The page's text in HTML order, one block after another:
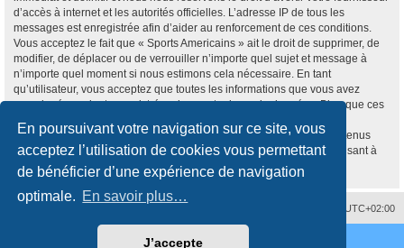
En poursuivant votre navigation sur ce site, vous
acceptez l’utilisation de cookies vous permettant
de bénéficier d’une expérience de navigation
optimale. En savoir plus…
J’accepte
d’accès à internet et les autorités officielles. L’adresse IP de tous les
messages est enregistrée afin d’aider au renforcement de ces conditions.
Vous acceptez le fait que « Sports Americains » ait le droit de supprimer, de
modifier, de déplacer ou de verrouiller n’importe quel sujet et message à
n’importe quel moment si nous estimons cela nécessaire. En tant
qu’utilisateur, vous acceptez que toutes les informations que vous avez
renseignées soient enregistrées dans notre base de données. Bien que ces
informations ne seront pas diffusées à une tierce partie sans votre
consentement, ni « Sports Americains », ni phpBB, ne pourront être tenus
comme responsables en cas de tentative de piratage informatique visant à
compromettre vos données.
UTC+02:00
® Forum Software © phpBB Limited